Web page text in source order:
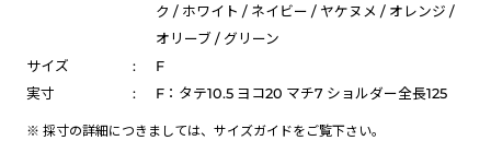
ク / ホワイト / ネイビー / ヤケヌメ / オレンジ /
オリーブ / グリーン
サイズ
:
F
実寸
: F：タテ10.5 ヨコ20 マチ7 ショルダー全長125
※ 採寸の詳細につきましては、 サイズガイドをご覧下さい。